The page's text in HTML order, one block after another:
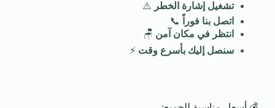
تشغيل إشارة الخطر ⚠️
اتصل بنا فوراً
📞
انتظر في مكان آمن 🪑
سنصل إليك بأسرع وقت ⚡